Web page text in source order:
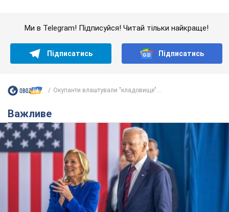
Дружина тяжкохворого Джо Байдена назвала
перший симптом, який сигналізував про його
"агресивний" рак
Спершу лікарі не надали цьому належної уваги
6.08.2026 12:46 15,7 т.